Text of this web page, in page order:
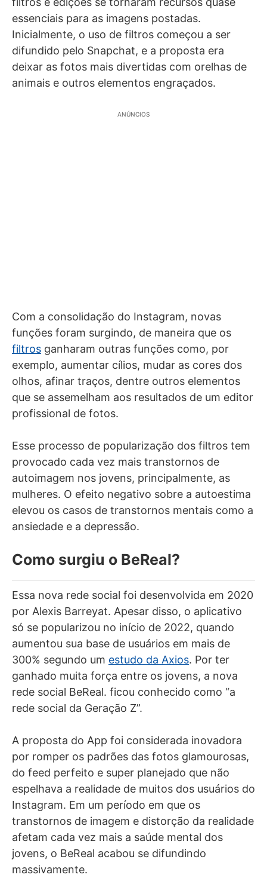
essenciais para as imagens postadas.
Inicialmente, o uso de filtros começou a ser
difundido pelo Snapchat, e a proposta era
deixar as fotos mais divertidas com orelhas de
animais e outros elementos engraçados.
ANÚNCIOS
Com a consolidação do Instagram, novas
funções foram surgindo, de maneira que os
filtros ganharam outras funções como, por
exemplo, aumentar cílios, mudar as cores dos
olhos, afinar traços, dentre outros elementos
que se assemelham aos resultados de um editor
profissional de fotos.
Esse processo de popularização dos filtros tem
provocado cada vez mais transtornos de
autoimagem nos jovens, principalmente, as
mulheres. O efeito negativo sobre a autoestima
elevou os casos de transtornos mentais como a
ansiedade e a depressão.
Como surgiu o BeReal?
Essa nova rede social foi desenvolvida em 2020
por Alexis Barreyat. Apesar disso, o aplicativo
só se popularizou no início de 2022, quando
aumentou sua base de usuários em mais de
300% segundo um estudo da Axios. Por ter
ganhado muita força entre os jovens, a nova
rede social BeReal. ficou conhecido como “a
rede social da Geração Z”.
A proposta do App foi considerada inovadora
por romper os padrões das fotos glamourosas,
do feed perfeito e super planejado que não
espelhava a realidade de muitos dos usuários do
Instagram. Em um período em que os
transtornos de imagem e distorção da realidade
afetam cada vez mais a saúde mental dos
jovens, o BeReal acabou se difundindo
massivamente.